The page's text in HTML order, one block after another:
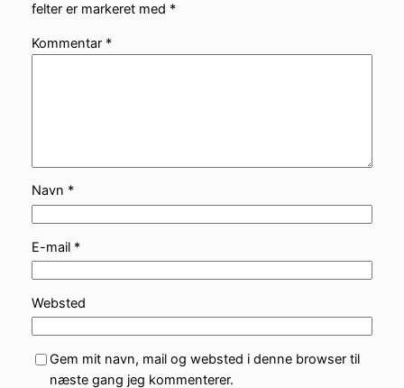
felter er markeret med *
Kommentar *
Navn *
E-mail *
Websted
Gem mit navn, mail og websted i denne browser til
næste gang jeg kommenterer.